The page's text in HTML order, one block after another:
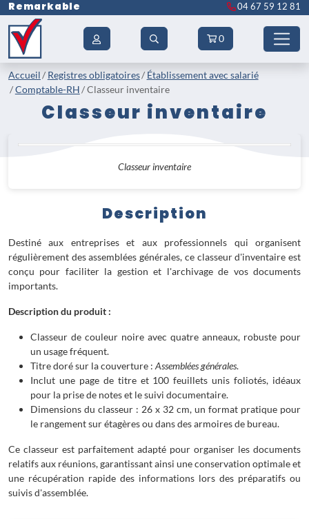
Remarkable 04 67 59 12 81
0
Accueil Registres obligatoires
Établissement avec salarié
Comptable-RH
Classeur inventaire
Classeur inventaire
Classeur inventaire
Description
Destiné aux entreprises et aux professionnels qui organisent
régulièrement des assemblées générales, ce classeur d'inventaire est
conçu pour faciliter la gestion et l'archivage de vos documents
importants.
Description du produit :
Classeur de couleur noire avec quatre anneaux, robuste pour
un usage fréquent.
Titre doré sur la couverture : Assemblées générales.
Inclut une page de titre et 100 feuillets unis foliotés, idéaux
pour la prise de notes et le suivi documentaire.
Dimensions du classeur : 26 x 32 cm, un format pratique pour
le rangement sur étagères ou dans des armoires de bureau.
Ce classeur est parfaitement adapté pour organiser les documents
relatifs aux réunions, garantissant ainsi une conservation optimale et
une récupération rapide des informations lors des préparatifs ou
suivis d'assemblée.